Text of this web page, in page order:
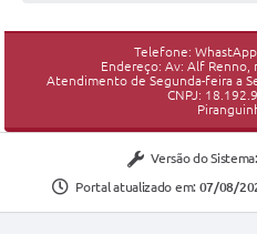
Telefone:
Endereço: Av: Alf Renno,
Atendimento de Segunda-feira a
CNPJ:
Versão do Sistema:
Portal atualizado em: 07/08/